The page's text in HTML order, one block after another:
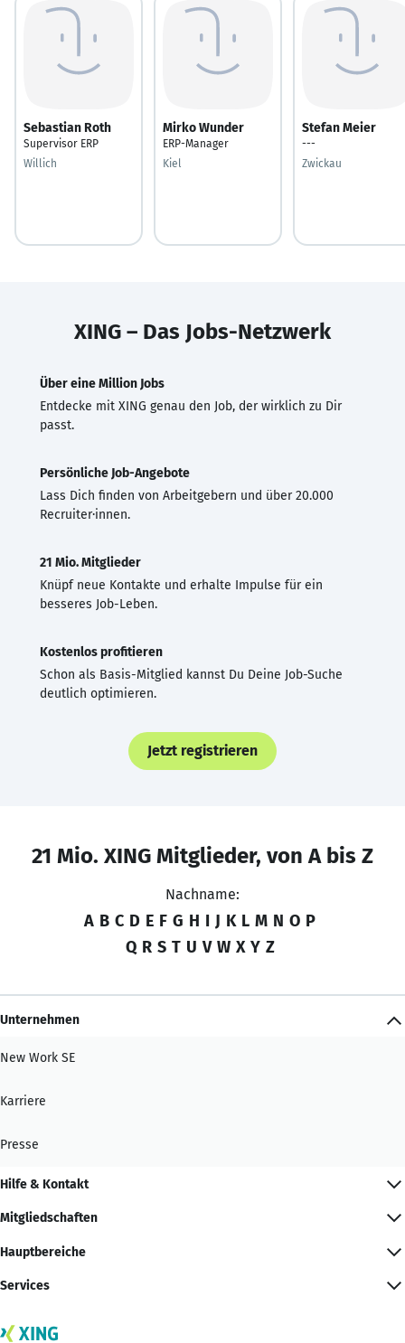
Sebastian Roth
Supervisor ERP
Willich
Mirko Wunder
ERP-Manager
Kiel
Stefan Meier
---
Zwickau
XING – Das Jobs-Netzwerk
Über eine Million Jobs
Entdecke mit XING genau den Job, der wirklich zu Dir
passt.
Persönliche Job-Angebote
Lass Dich finden von Arbeitgebern und über 20.000
Recruiter·innen.
21 Mio. Mitglieder
Knüpf neue Kontakte und erhalte Impulse für ein
besseres Job-Leben.
Kostenlos profitieren
Schon als Basis-Mitglied kannst Du Deine Job-Suche
deutlich optimieren.
Jetzt registrieren
21 Mio. XING Mitglieder, von A bis Z
Nachname:
A B C D E F G H I J K L M N O P
Q R S T U V W X Y Z
Unternehmen
New Work SE
Karriere
Presse
Hilfe & Kontakt
Mitgliedschaften
Hauptbereiche
Services